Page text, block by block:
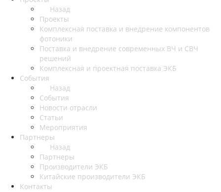
Назад
Проекты
Комплексная поставка и внедрение компонентов
фотоники
Поставка и внедрение современных ВЧ и СВЧ
решений
Комплексная и проектная поставка ЭКБ
События
Назад
События
Новости отрасли
Статьи
Мероприятия
Партнеры
Назад
Партнеры
Производители ЭКБ
Китайские производители ЭКБ
Контакты